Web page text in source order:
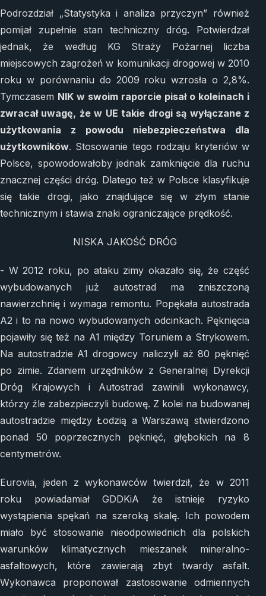
Podrozdział „Statystyka i analiza przyczyn” również
pomijał zupełnie stan techniczny dróg. Potwierdzał
jednak, że według KG Straży Pożarnej liczba
miejscowych zagrożeń w komunikacji drogowej w 2010
roku w porównaniu do 2009 roku wzrosła o 2,8%.
Tymczasem NIK w swoim raporcie pisał o koleinach i
zwracał uwagę, że w UE takie drogi są wyłączane z
użytkowania z powodu niebezpieczeństwa dla
użytkowników. Stosowanie tego rodzaju kryteriów w
Polsce, spowodowałoby jednak zamknięcie dla ruchu
znacznej części dróg. Dlatego też w Polsce klasyfikuje
się takie drogi, jako znajdujące się w złym stanie
technicznym i stawia znaki ograniczające prędkość.
NISKA JAKOŚĆ DRÓG
- W 2012 roku, po ataku zimy okazało się, że część
wybudowanych już autostrad ma zniszczoną
nawierzchnię i wymaga remontu. Popękała autostrada
A2 i to na nowo wybudowanych odcinkach. Pęknięcia
pojawiły się też na A1 między Toruniem a Strykowem.
Na autostradzie A1 drogowcy naliczyli aż 80 pęknięć
po zimie. Zdaniem urzędników z Generalnej Dyrekcji
Dróg Krajowych i Autostrad zawinili wykonawcy,
którzy źle zabezpieczyli budowę. Z kolei na budowanej
autostradzie między Łodzią a Warszawą stwierdzono
ponad 50 poprzecznych pęknięć, głębokich na 8
centymetrów.
Eurovia, jeden z wykonawców twierdził, że w 2011
roku powiadamiał GDDKiA że istnieje ryzyko
wystąpienia spękań na szeroką skalę. Ich powodem
miało być stosowanie nieodpowiednich dla polskich
warunków klimatycznych mieszanek mineralno-
asfaltowych, które zawierają zbyt twardy asfalt.
Wykonawca proponował zastosowanie odmiennych